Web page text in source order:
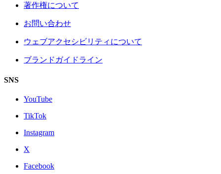
著作権について
お問い合わせ
ウェブアクセシビリティについて
ブランドガイドライン
SNS
YouTube
TikTok
Instagram
X
Facebook